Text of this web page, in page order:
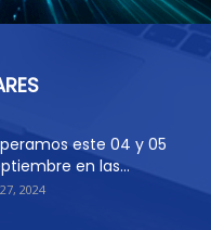
este 04 y 05
en las...
2024